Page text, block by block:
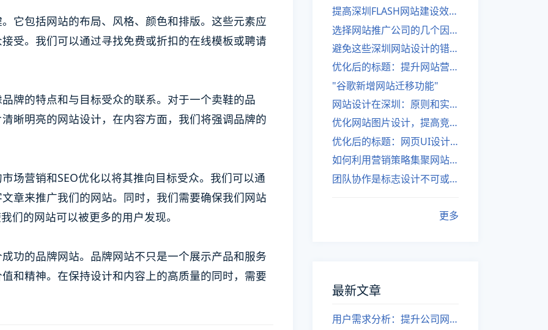
它包括网站的布局、风格、颜色和排版。这些元素应
受。我们可以通过寻找免费或折扣的在线模板或聘请
牌的特点和与目标受众的联系。对于一个卖鞋的品
晰明亮的网站设计，在内容方面，我们将强调品牌的
场营销和SEO优化以将其推向目标受众。我们可以通
章来推广我们的网站。同时，我们需要确保我们网站
们的网站可以被更多的用户发现。
功的品牌网站。品牌网站不只是一个展示产品和服务
和精神。在保持设计和内容上的高质量的同时，需要
提高深圳FLASH网站建设效率的建议
选择网站推广公司的几个因素
避免这些深圳网站设计的错误
优化后的标题：提升网站营销绩效的策略
"谷歌新增网站迁移功能"
网站设计在深圳：原则和实践
优化网站图片设计，提高竞争力
优化后的标题：网页UI设计与APP UI设计应用软件
如何利用营销策略集聚网站流量
团队协作是标志设计不可或缺的一部分
更多
最新文章
用户需求分析：提升公司网站建设效果